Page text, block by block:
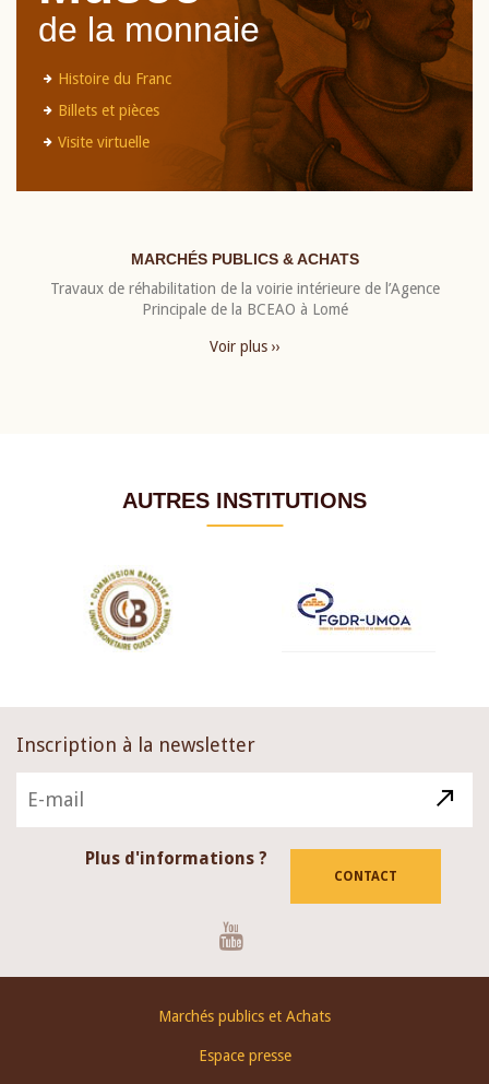
de la monnaie
Histoire du Franc
Billets et pièces
Visite virtuelle
MARCHÉS PUBLICS & ACHATS
Travaux de réhabilitation de la voirie intérieure de l’Agence
Principale de la BCEAO à Lomé
Voir plus ››
AUTRES INSTITUTIONS
Inscription à la newsletter
Plus d'informations ?
CONTACT
Marchés publics et Achats
Espace presse